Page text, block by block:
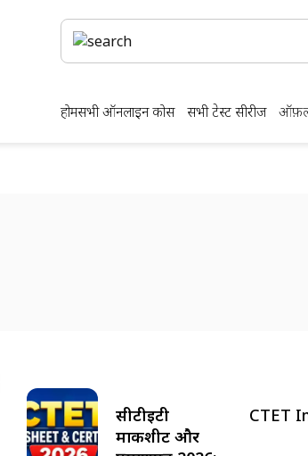
होमसभी ऑनलाइन कोर्स सभी टेस्ट सीरीज
सीटीईटी
मार्कशीट और
CTET